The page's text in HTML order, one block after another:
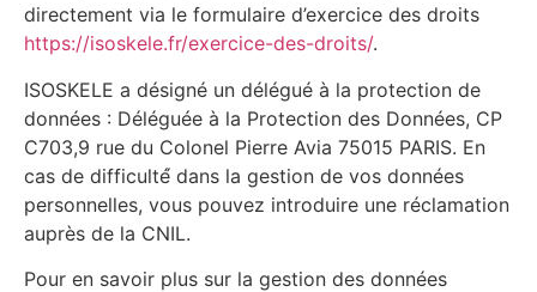
directement via le formulaire d’exercice des droits
https://isoskele.fr/exercice-des-droits/.
ISOSKELE a désigné un délégué à la protection de
données : Déléguée à la Protection des Données, CP
C703,9 rue du Colonel Pierre Avia 75015 PARIS. En
cas de difficulté́ dans la gestion de vos données
personnelles, vous pouvez introduire une réclamation
auprès de la CNIL.
Pour en savoir plus sur la gestion des données